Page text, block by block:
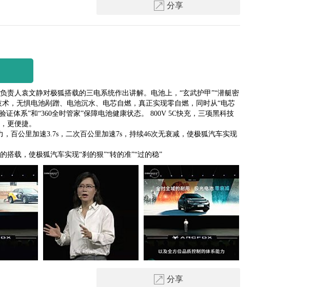
分享
责人袁文静对极狐搭载的三电系统作出讲解。电池上，“玄武护甲”“潜艇密
术，无惧电池剐蹭、电池沉水、电芯自燃，真正实现零自燃，同时从“电芯
证体系”和“360全时管家”保障电池健康状态。 800V 5C快充，三项黑科技
更便捷。
，百公里加速3.7s，二次百公里加速7s，持续46次无衰减，使极狐汽车实现
搭载，使极狐汽车实现“刹的狠”“转的准”“过的稳”
分享